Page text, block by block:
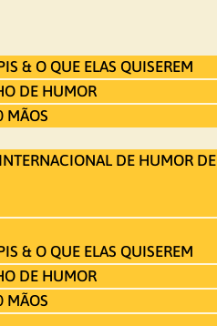
& O QUE ELAS QUISEREM
DE HUMOR
MÃOS
DE HUMOR DE
& O QUE ELAS QUISEREM
DE HUMOR
MÃOS